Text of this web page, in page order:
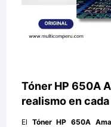
Tóner HP 650A
realismo en
El Tóner HP 650A